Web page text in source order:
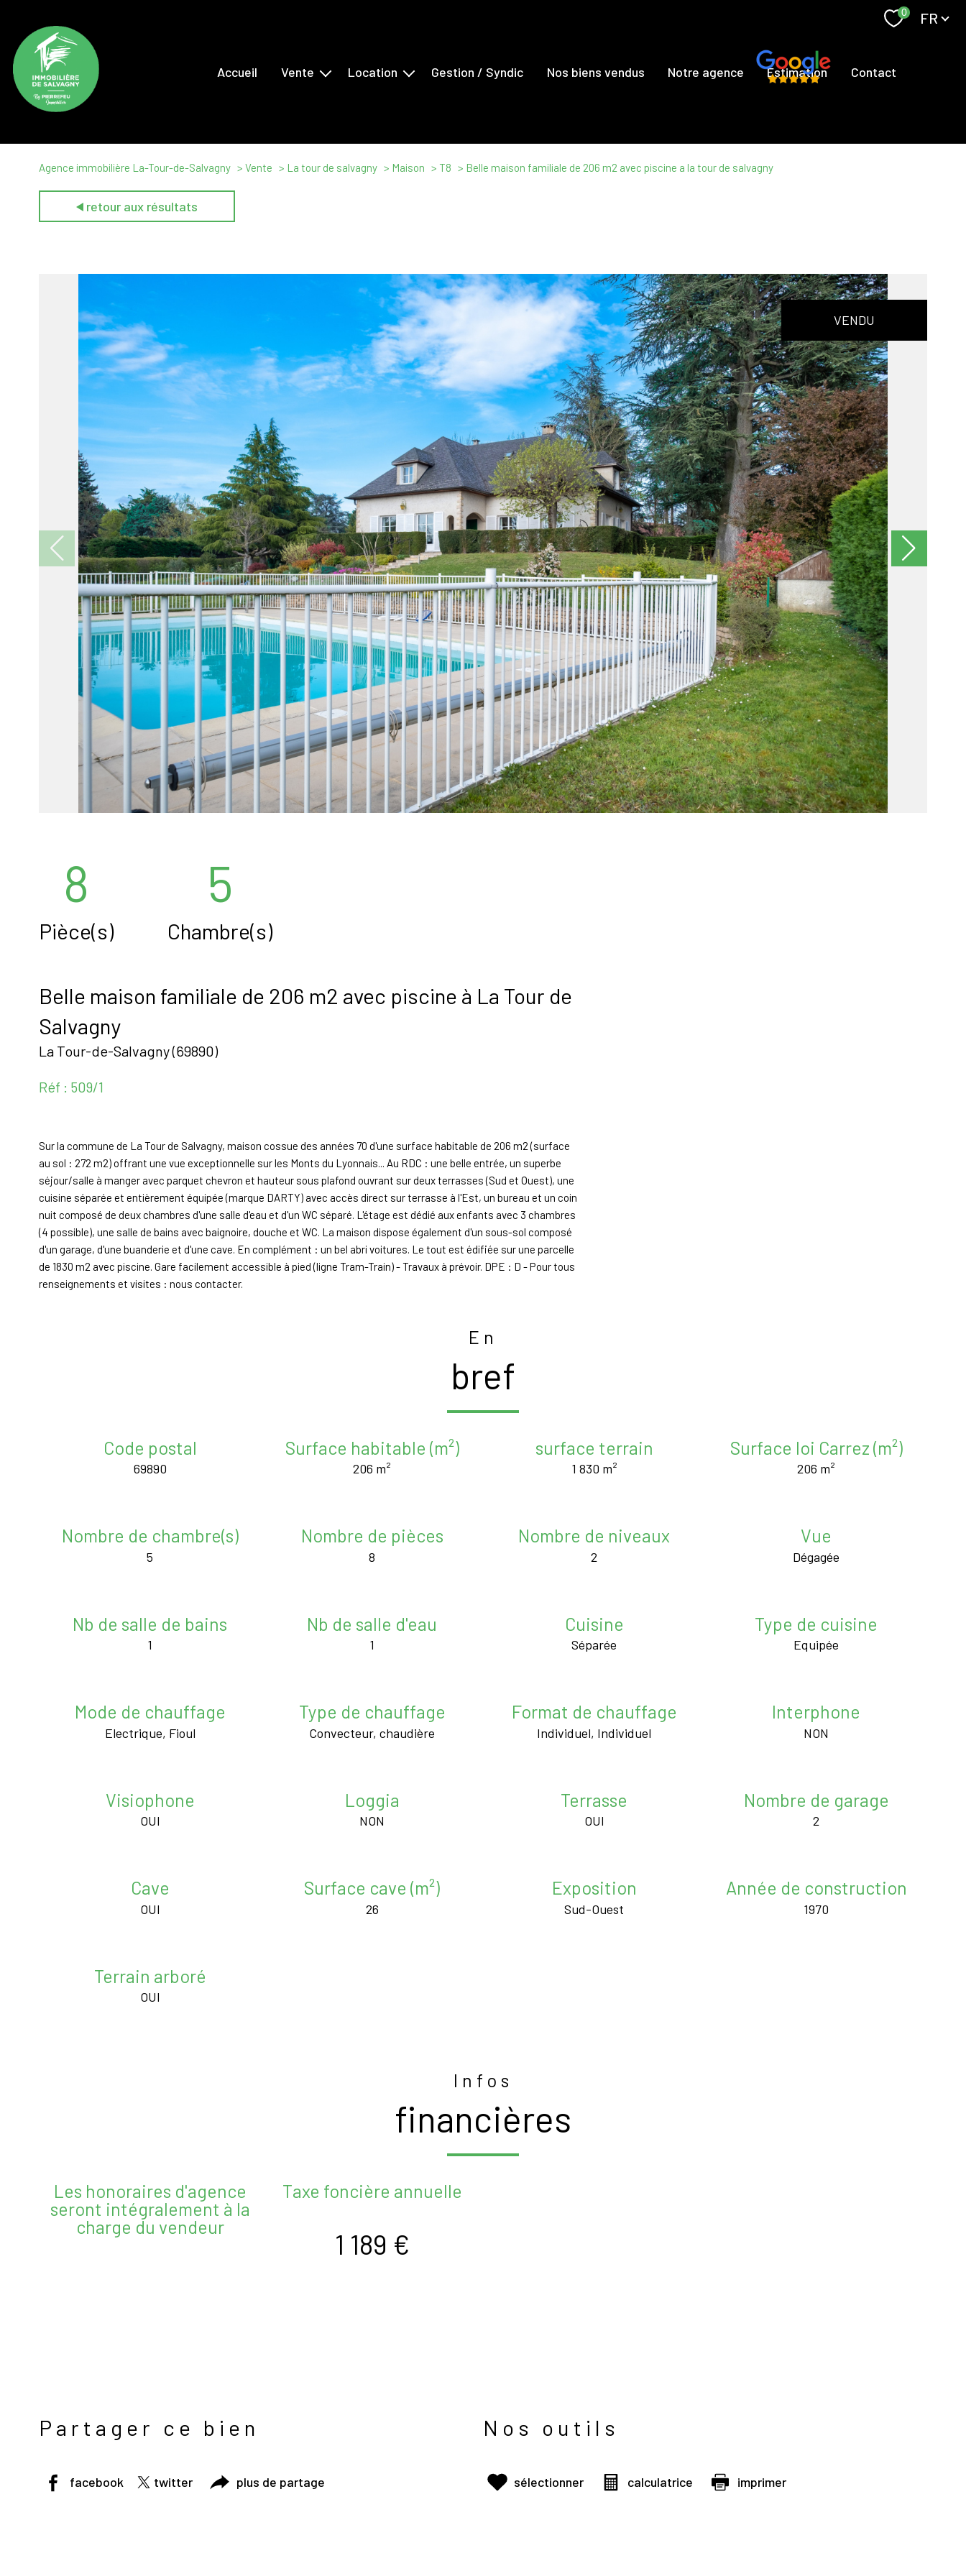
0 FR
Accueil Vente Location Gestion / Syndic Nos biens vendus Notre agence Estimation Contact
Agence immobilière La-Tour-de-Salvagny Vente La tour de salvagny Maison T8 Belle maison familiale de 206 m2 avec piscine a la tour de salvagny
retour aux résultats
VENDU
8
Pièce(s)
5
Chambre(s)
Belle maison familiale de 206 m2 avec piscine à La Tour de
Salvagny
La Tour-de-Salvagny (69890)
Réf : 509/1
Sur la commune de La Tour de Salvagny, maison cossue des années 70 d'une surface habitable de 206 m2 (surface
au sol : 272 m2) offrant une vue exceptionnelle sur les Monts du Lyonnais... Au RDC : une belle entrée, un superbe
séjour/salle à manger avec parquet chevron et hauteur sous plafond ouvrant sur deux terrasses (Sud et Ouest), une
cuisine séparée et entièrement équipée (marque DARTY) avec accès direct sur terrasse à l'Est, un bureau et un coin
nuit composé de deux chambres d'une salle d'eau et d'un WC séparé. L'étage est dédié aux enfants avec 3 chambres
(4 possible), une salle de bains avec baignoire, douche et WC. La maison dispose également d'un sous-sol composé
d'un garage, d'une buanderie et d'une cave. En complément : un bel abri voitures. Le tout est édifiée sur une parcelle
de 1830 m2 avec piscine. Gare facilement accessible à pied (ligne Tram-Train) - Travaux à prévoir. DPE : D - Pour tous
renseignements et visites : nous contacter.
En
bref
Code postal
69890
Surface habitable (m²)
206 m²
surface terrain
1 830 m²
Surface loi Carrez (m²)
206 m²
Nombre de chambre(s)
5
Nombre de pièces
8
Nombre de niveaux
2
Vue
Dégagée
Nb de salle de bains
1
Nb de salle d'eau
1
Cuisine
Séparée
Type de cuisine
Equipée
Mode de chauffage
Electrique, Fioul
Type de chauffage
Convecteur, chaudière
Format de chauffage
Individuel, Individuel
Interphone
NON
Visiophone
OUI
Loggia
NON
Terrasse
OUI
Nombre de garage
2
Cave
OUI
Surface cave (m²)
26
Exposition
Sud-Ouest
Année de construction
1970
Terrain arboré
OUI
Infos
financières
Les honoraires d'agence
seront intégralement à la
charge du vendeur
Taxe foncière annuelle
1 189 €
Partager ce bien
facebook twitter plus de partage
Nos outils
sélectionner calculatrice imprimer